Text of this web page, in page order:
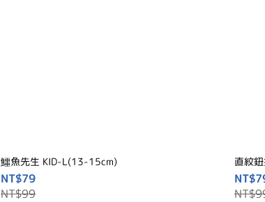
鱷魚先生 KID-L(13-15cm)
NT$79
NT$99
直紋